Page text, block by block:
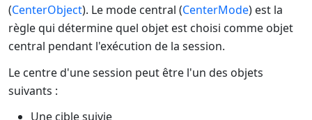
(CenterObject). Le mode central (CenterMode) est la
règle qui détermine quel objet est choisi comme objet
central pendant l'exécution de la session.
Le centre d'une session peut être l'un des objets
suivants :
Une cible suivie